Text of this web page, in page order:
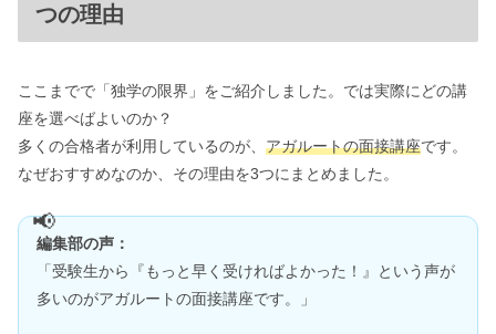
つの理由
ここまでで「独学の限界」をご紹介しました。では実際にどの講
座を選べばよいのか？
多くの合格者が利用しているのが、 アガルートの面接講座です。
なぜおすすめなのか、その理由を3つにまとめました。
編集部の声：
「受験生から『もっと早く受ければよかった！』という声が
多いのがアガルートの面接講座です。」